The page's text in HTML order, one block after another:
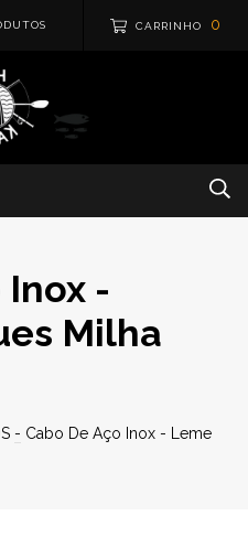
CARRINHO 0
Inox -
Milha
- Cabo De Aço Inox - Leme